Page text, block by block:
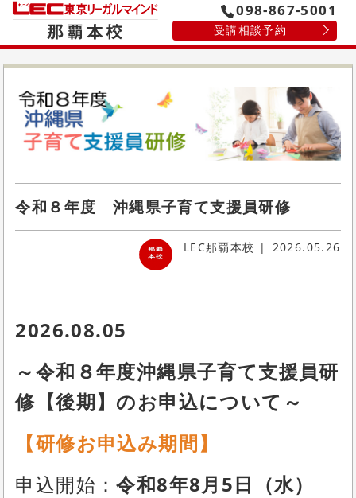
098-867-5001
受講相談予約
令和８年度 沖縄県子育て支援員研修
LEC那覇本校 2026.05.26
2026.08.05
～令和８年度沖縄県子育て支援員研
修【後期】のお申込について～
【研修お申込み期間】
申込開始：令和8年8月5日（水）